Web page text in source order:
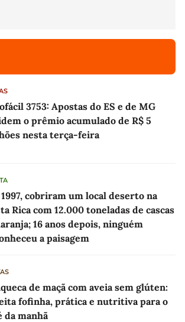
3753: Apostas do ES e de MG
o prêmio acumulado de R$ 5
nesta terça-feira
cobriram um local deserto na
Rica com 12.000 toneladas de cascas
16 anos depois, ninguém
a paisagem
de maçã com aveia sem glúten:
fofinha, prática e nutritiva para o
da manhã